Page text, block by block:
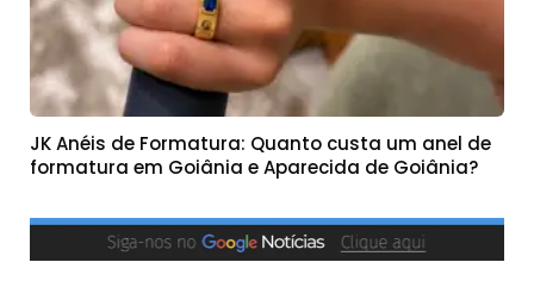
JK Anéis de Formatura: Quanto custa um anel de
formatura em Goiânia e Aparecida de Goiânia?